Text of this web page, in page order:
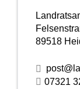
89518
07321